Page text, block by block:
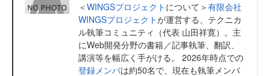
＜WINGSプロジェクト について＞有限会社
WINGSプロジェクトが運営する、テクニカ
ル執筆コミュニティ（代表 山田祥寛）。主
にWeb開発分野の書籍／記事執筆、翻訳、
講演等を幅広く手がける。 2026年時点での
登録メンバは約50名で、現在も執筆メンバ